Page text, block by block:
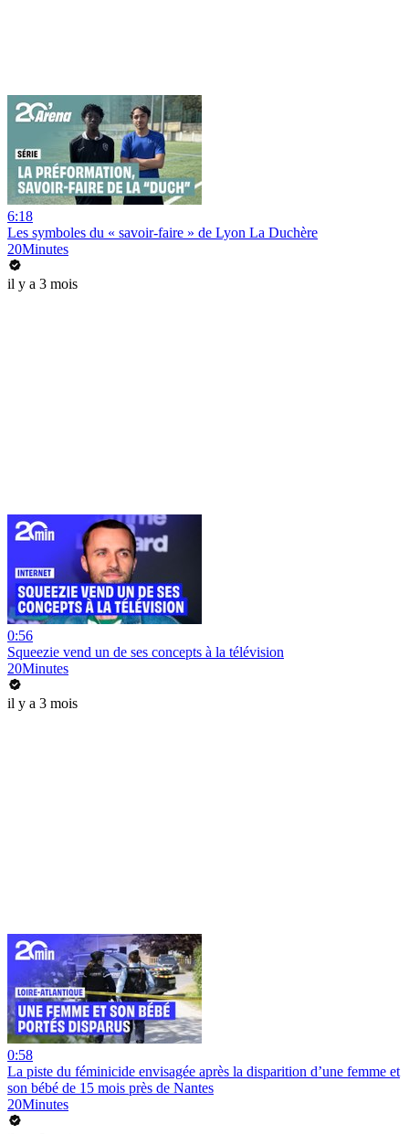
6:18
Les symboles du « savoir-faire » de Lyon La Duchère
20Minutes
il y a 3 mois
0:56
Squeezie vend un de ses concepts à la télévision
20Minutes
il y a 3 mois
0:58
La piste du féminicide envisagée après la disparition d’une femme et
son bébé de 15 mois près de Nantes
20Minutes